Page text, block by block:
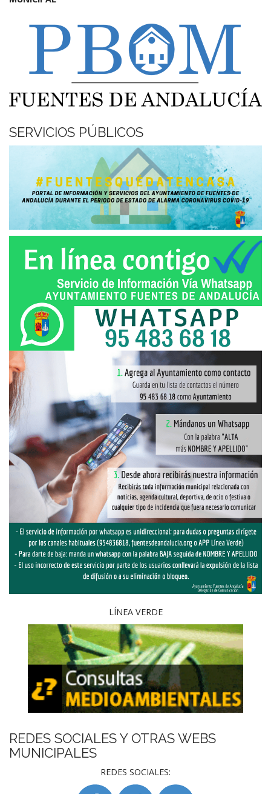
SERVICIOS PÚBLICOS
LÍNEA VERDE
REDES SOCIALES Y OTRAS WEBS
MUNICIPALES
REDES SOCIALES: